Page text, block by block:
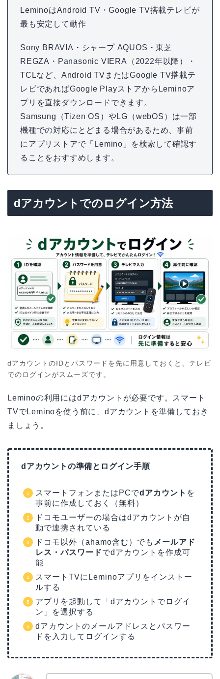
LeminoはAndroid TV・Google TV搭載テレビが
最も安定して動作
Sony BRAVIA・シャープ AQUOS・東芝
REGZA・Panasonic VIERA（2022年以降）・
TCLなど、Android TVまたはGoogle TV搭載テ
レビであればGoogle PlayストアからLeminoア
プリを直接ダウンロードできます。
Samsung（Tizen OS）やLG（webOS）は一部
機種での対応にとどまる場合があるため、事前
にアプリストアで「Lemino」を検索して確認す
ることをおすすめします。
dアカウントでのログイン方法
dアカウントのIDとパスワードを先に用意しておくと、テレビ
でのログインがスムーズです。
Leminoの利用にはdアカウントが必要です。スマート
TVでLeminoを使う前に、dアカウントを準備しておき
ましょう。
dアカウントの準備とログイン手順
スマートフォンまたはPCでdアカウント を
事前に作成しておく（無料）
ドコモユーザーの場合はdアカウントが自
動で連携されている
ドコモ以外（ahamo含む）でも メールアド
レス・パスワードでdアカウントを作成可
能
スマートTVにLeminoアプリをインストー
ルする
アプリを起動して「dアカウントでログイ
ン」を選択する
dアカウントのメールアドレスとパスワー
ドを入力してログインする